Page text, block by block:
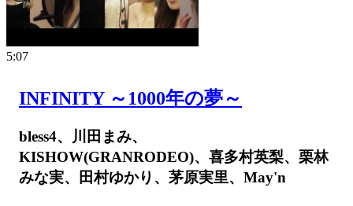
5:07
INFINITY ～1000年の夢～
bless4、川田まみ、
KISHOW(GRANRODEO)、喜多村英梨、栗林
みな実、田村ゆかり、茅原実里、May'n